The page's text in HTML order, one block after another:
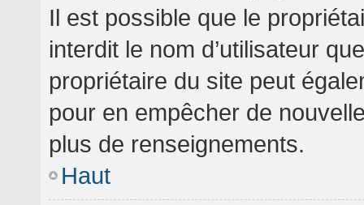
Il est possible que le
interdit le nom d’utilisateur
propriétaire du site peut
pour en empêcher de
plus de renseignements.
Haut